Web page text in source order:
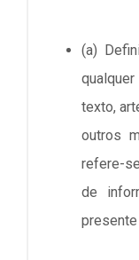
(a)
texto,
outros
refere-
de